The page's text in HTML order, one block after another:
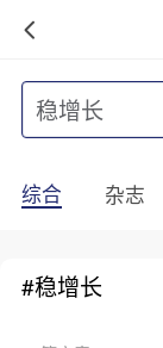
综合 杂志
#稳增长